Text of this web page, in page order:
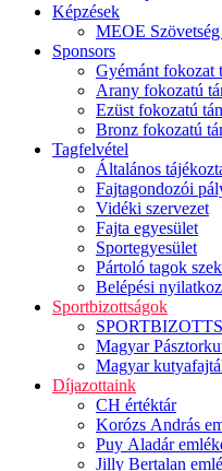
Képzések
MEOE
Sponsors
Gyémánt fokozat
Arany fokozatú
Ezüst fokozatú
Bronz fokozatú
Tagfelvétel
Általános
Fajtagondozói
Vidéki szervezet
Fajta egyesület
Sportegyesület
Pártoló tagok
Belépési
Sportbizottságok
Magyar
Magyar
Díjazottaink
CH értéktár
Korózs András
Puy Aladár
Jilly Bertalan